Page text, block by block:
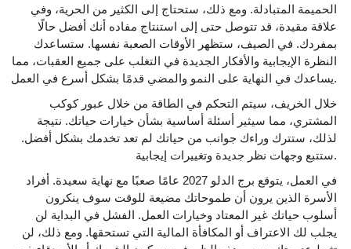
الحميمة المتبادلة. ومع ذلك، ستحتاج إلى الكثير من الحرية، وفي
علاقة مقيدة، قد تتوصل حتى إلى استنتاج مفاده أنك أفضل حالًا
بمفردك. في الصيف، ستظهر الأوقات الصعبة نفسها. ستساعدك
النظرة الإيجابية والأفكار الجديدة في التغلب على جميع العقبات، مما
يساعدك في النهاية على النمو والمضي قدمًا بشكل أسرع في العمل.
خلال الخريف، سيتم التحكم في الطاقة من خلال عبور كوكب
المشتري، مما سيثير أسئلة أساسية بشأن خيارات حياتك. نتيجة
لذلك، ستترك وراءك جوانب من حياتك لم تعد تخدمك بشكل أفضل.
ستتبع وجهات نظر جديدة وتغييرات إيجابية.
في العمل، يتوقع برج الدلو 2027 عامًا صعبًا مع نهاية سعيدة. أفراد
الأسرة الذين يرون أن طموحاتك مضيعة للوقت سوف ينكرون
أسلوب حياتك غير المعتاد وخيارات العمل. الفشل في البداية لن
يجلب لك الاعتراف أو المكافأة المالية التي تستحقها. ومع ذلك، لن